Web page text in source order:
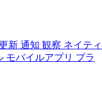
新 通知 観察 ネイティ
モバイルアプリ プラ